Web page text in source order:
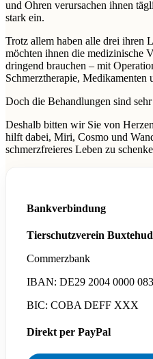
und Ohren verursachen ihnen
stark ein.
Trotz allem haben alle drei ihren
möchten ihnen die medizinische
dringend brauchen – mit
Schmerztherapie, Medikamenten
Doch die Behandlungen sind
Deshalb bitten wir Sie von
hilft dabei, Miri, Cosmo und
schmerzfreieres Leben zu
Bankverbindung
Tierschutzverein
Commerzbank
IBAN: DE29 2004 0000
BIC: COBA DEFF XXX
Direkt per PayPal